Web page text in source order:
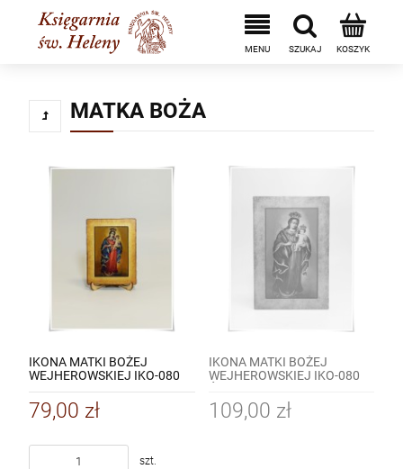
MATKA BOŻA
IKONA MATKI BOŻEJ
WEJHEROWSKIEJ IKO-080
MAŁA / KOPIA
79,00 zł
szt.
IKONA MATKI BOŻEJ
WEJHEROWSKIEJ IKO-080
109,00 zł